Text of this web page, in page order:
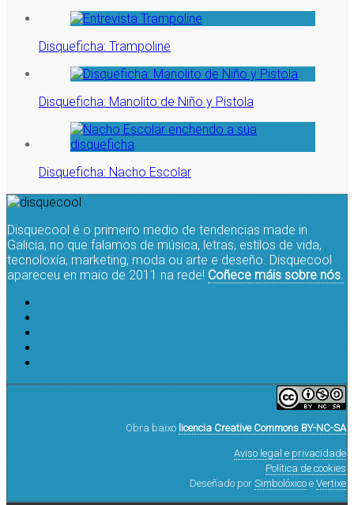
Disqueficha: Trampoline
Disqueficha: Manolito de Niño y Pistola
Disqueficha: Nacho Escolar
Disquecool é o primeiro medio de tendencias made in
Galicia, no que falamos de música, letras, estilos de vida,
tecnoloxía, marketing, moda ou arte e deseño. Disquecool
apareceu en maio de 2011 na rede! Coñece máis sobre nós.
Obra baixo licencia Creative Commons BY-NC-SA
Aviso legal e privacidade
Política de cookies
Deseñado por Simbolóxico e Vertixe